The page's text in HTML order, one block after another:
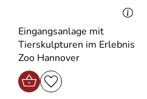
Eingangsanlage mit
Tierskulpturen im Erlebnis
Zoo Hannover